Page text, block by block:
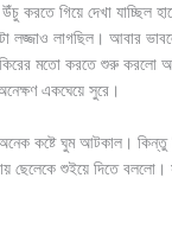
করতে গিয়ে দেখা যাচ্ছিল
লজ্জাও লাগছিল। আবার
জিকিরের মতো করতে শুরু
একঘেয়ে সুরে।
অনেক কষ্টে ঘুম আটকাল। কিন্তু
ছেলেকে শুইয়ে দিতে বললো।